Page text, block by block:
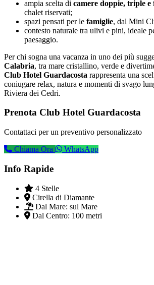
ampia scelta di camere doppie, triple
chalet riservati;
spazi pensati per le famiglie, dal Mini
contesto naturale tra ulivi e pini, ideale
paesaggio.
Per chi sogna una vacanza in uno dei più
Calabria, tra mare cristallino, verde e
Club Hotel Guardacosta rappresenta una
coniugare relax, natura e momenti di svago
Riviera dei Cedri.
Prenota Club Hotel Guardacosta
Contattaci per un preventivo personalizzato
Chiama Ora
WhatsApp
Info Rapide
4 Stelle
Cirella di Diamante
Dal Mare: sul Mare
Dal Centro: 100 metri